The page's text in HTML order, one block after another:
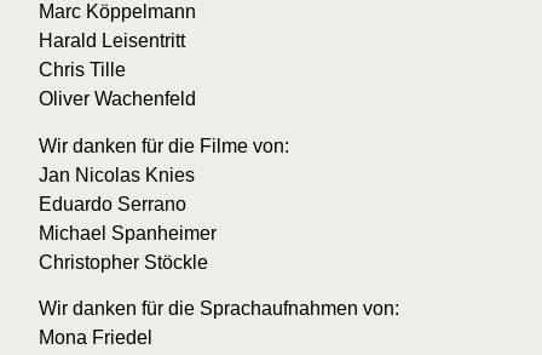
Marc Köppelmann
Harald Leisentritt
Chris Tille
Oliver Wachenfeld
Wir danken für die Filme von:
Jan Nicolas Knies
Eduardo Serrano
Michael Spanheimer
Christopher Stöckle
Wir danken für die Sprachaufnahmen von:
Mona Friedel